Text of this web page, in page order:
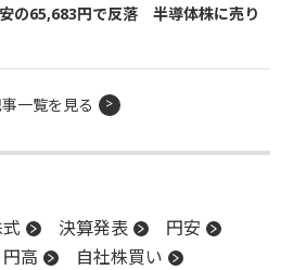
安の65,683円で反落 半導体株に売り
一覧を見る
決算発表
円安
円高
自社株買い